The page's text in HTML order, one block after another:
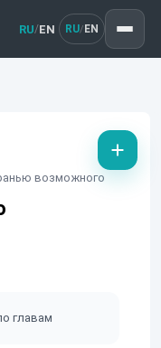
RU/EN RU/ EN
возможного
главам